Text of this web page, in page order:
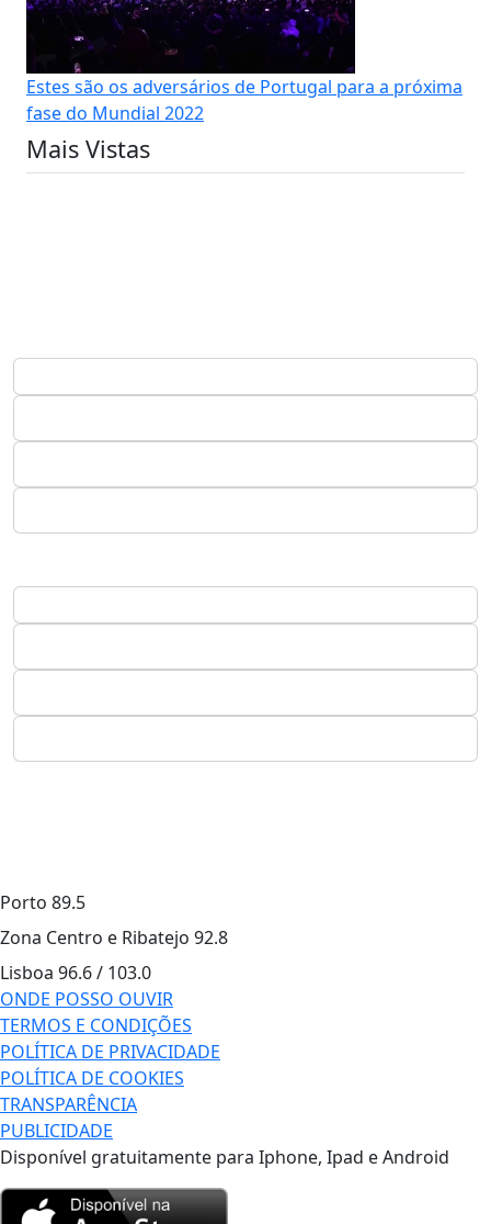
Estes são os adversários de Portugal para a próxima
fase do Mundial 2022
Mais Vistas
Porto 89.5
Zona Centro e Ribatejo 92.8
Lisboa 96.6 / 103.0
ONDE POSSO OUVIR
TERMOS E CONDIÇÕES
POLÍTICA DE PRIVACIDADE
POLÍTICA DE COOKIES
TRANSPARÊNCIA
PUBLICIDADE
Disponível gratuitamente para Iphone, Ipad e Android